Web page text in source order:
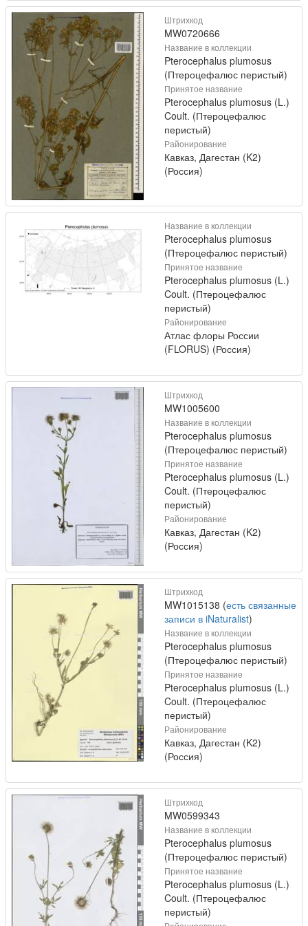
Штрихкод
MW0720666
Название в коллекции
Pterocephalus plumosus
(Птероцефалюс перистый)
Принятое название
Pterocephalus plumosus (L.)
Coult. (Птероцефалюс
перистый)
Районирование
Кавказ, Дагестан (K2)
(Россия)
Название в коллекции
Pterocephalus plumosus
(Птероцефалюс перистый)
Принятое название
Pterocephalus plumosus (L.)
Coult. (Птероцефалюс
перистый)
Районирование
Атлас флоры России
(FLORUS) (Россия)
Штрихкод
MW1005600
Название в коллекции
Pterocephalus plumosus
(Птероцефалюс перистый)
Принятое название
Pterocephalus plumosus (L.)
Coult. (Птероцефалюс
перистый)
Районирование
Кавказ, Дагестан (K2)
(Россия)
Штрихкод
MW1015138 (есть связанные
записи в iNaturalist)
Название в коллекции
Pterocephalus plumosus
(Птероцефалюс перистый)
Принятое название
Pterocephalus plumosus (L.)
Coult. (Птероцефалюс
перистый)
Районирование
Кавказ, Дагестан (K2)
(Россия)
Штрихкод
MW0599343
Название в коллекции
Pterocephalus plumosus
(Птероцефалюс перистый)
Принятое название
Pterocephalus plumosus (L.)
Coult. (Птероцефалюс
перистый)